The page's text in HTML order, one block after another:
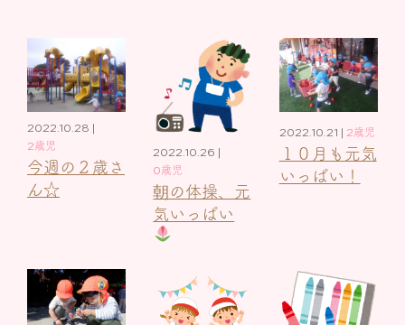
2022.10.28 |
2歳児
今週の２歳さ
ん☆
2022.10.26 |
0歳児
朝の体操、元
気いっぱい
2022.10.21 | 2歳児
１０月も元気
いっぱい！